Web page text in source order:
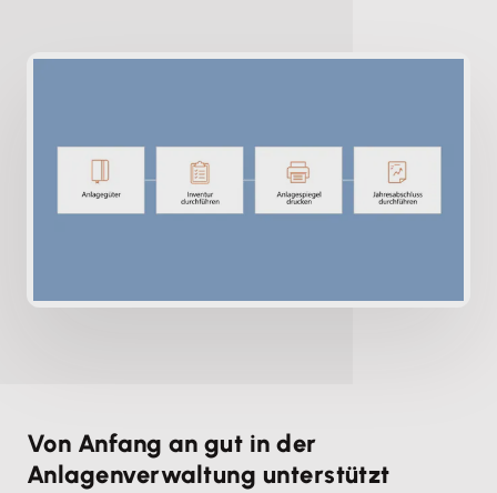
Von Anfang an gut in der
Anlagenverwaltung unterstützt